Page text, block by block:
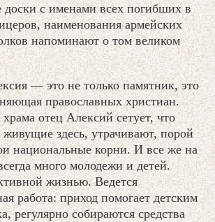
с именами всех погибших в
наименования армейских
напоминают о том великом
— это не только памятник, это
православных христиан.
храма отец Алексий сетует, что
живущие здесь, утрачивают, порой
национальные корни. И все же на
много молодежи и детей.
жизнью. Ведется
работа: приход помогает детским
регулярно собираются средства